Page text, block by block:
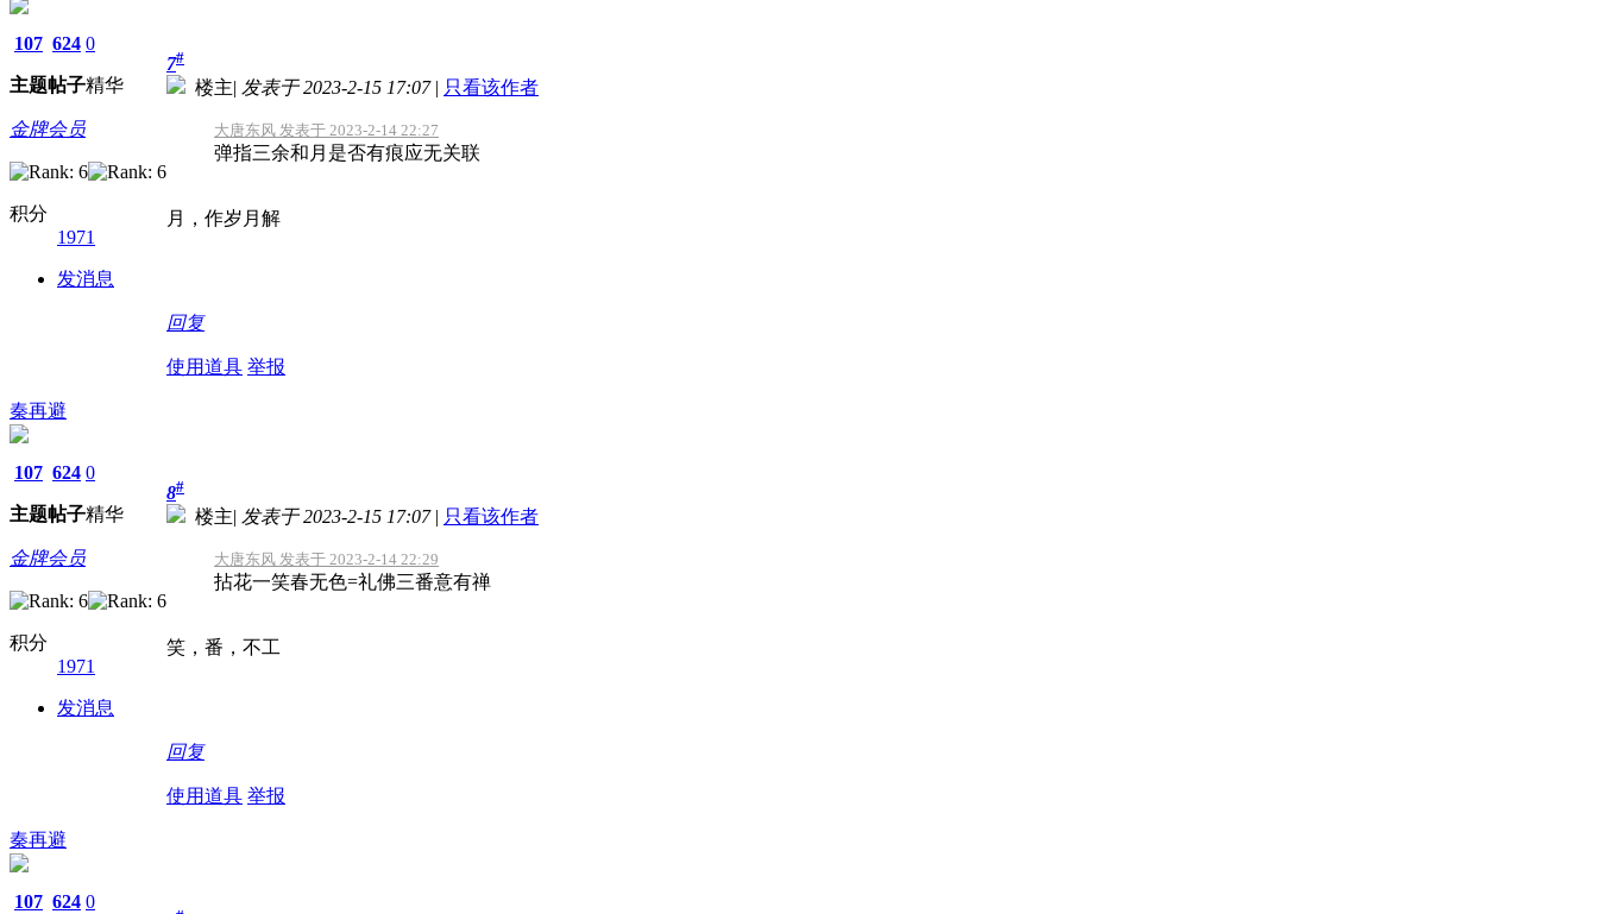
107
主题
624
帖子
0
精华
金牌会员
积分
1971
发消息
7#
楼主| 发表于 2023-2-15 17:07 | 只看该作者
大唐东风 发表于 2023-2-14 22:27
弹指三余和月是否有痕应无关联
月，作岁月解
回复
使用道具 举报
秦再避
107
主题
624
帖子
0
精华
金牌会员
积分
1971
发消息
8#
楼主| 发表于 2023-2-15 17:07 | 只看该作者
大唐东风 发表于 2023-2-14 22:29
拈花一笑春无色=礼佛三番意有禅
笑，番，不工
回复
使用道具 举报
秦再避
107 624 0